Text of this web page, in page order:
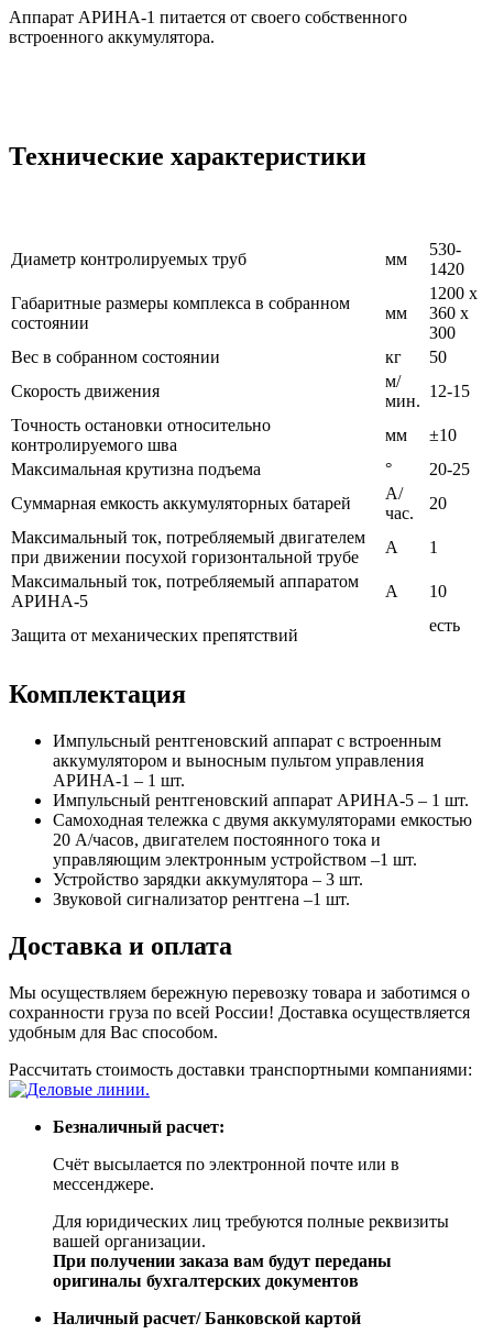
Аппарат АРИНА-1 питается от своего собственного
встроенного аккумулятора.
Технические характеристики
Диаметр контролируемых труб мм
530-
1420
Габаритные размеры комплекса в собранном
состоянии
мм
1200 x
360 x
300
Вес в собранном состоянии
кг
50
Скорость движения
м/
мин.
12-15
Точность остановки относительно
контролируемого шва
мм
±10
Максимальная крутизна подъема
°
20-25
Суммарная емкость аккумуляторных батарей
А/
час.
20
Максимальный ток, потребляемый двигателем
при движении посухой горизонтальной трубе
А
1
Максимальный ток, потребляемый аппаратом
АРИНА-5
А 10
Защита от механических препятствий
есть
Комплектация
Импульсный рентгеновский аппарат с встроенным
аккумулятором и выносным пультом управления
АРИНА-1 – 1 шт.
Импульсный рентгеновский аппарат АРИНА-5 – 1 шт.
Самоходная тележка с двумя аккумуляторами емкостью
20 А/часов, двигателем постоянного тока и
управляющим электронным устройством –1 шт.
Устройство зарядки аккумулятора – 3 шт.
Звуковой сигнализатор рентгена –1 шт.
Доставка и оплата
Мы осуществляем бережную перевозку товара и заботимся о
сохранности груза по всей России! Доставка осуществляется
удобным для Вас способом.
Рассчитать стоимость доставки транспортными компаниями:
Безналичный расчет:
Счёт высылается по электронной почте или в
мессенджере.
Для юридических лиц требуются полные реквизиты
вашей организации.
При получении заказа вам будут переданы
оригиналы бухгалтерских документов
Наличный расчет/ Банковской картой